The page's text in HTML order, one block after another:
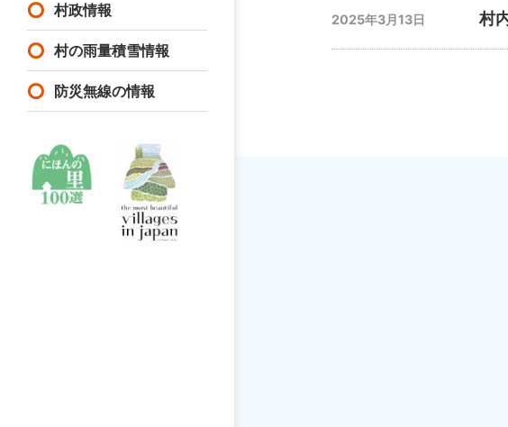
村政情報
村の雨量積雪情報
防災無線の情報
2025年3月13日 村